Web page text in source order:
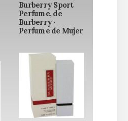
Burberry Sport
Perfume, de
Burberry ·
Perfume de Mujer